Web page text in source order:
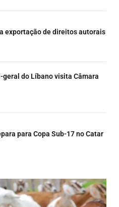
exportação de direitos autorais
geral do Líbano visita Câmara
para Copa Sub-17 no Catar